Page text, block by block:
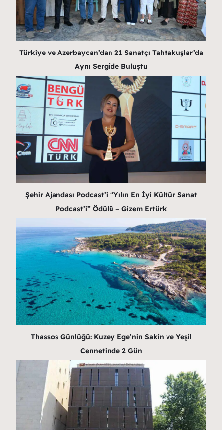
Türkiye ve Azerbaycan’dan 21 Sanatçı Tahtakuşlar’da
Aynı Sergide Buluştu
Şehir Ajandası Podcast’i “Yılın En İyi Kültür Sanat
Podcast’i” Ödülü – Gizem Ertürk
Thassos Günlüğü: Kuzey Ege’nin Sakin ve Yeşil
Cennetinde 2 Gün